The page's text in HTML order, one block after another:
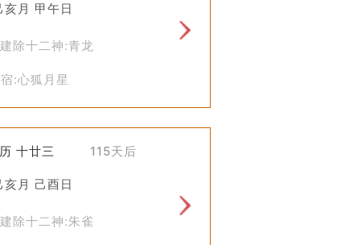
亥月 甲午日
除十二神:青龙
:心狐月星
十廿三 115天后
亥月 己酉日
除十二神:朱雀